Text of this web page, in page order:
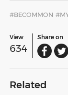
#BECOMMON
View
634
Share on
Related